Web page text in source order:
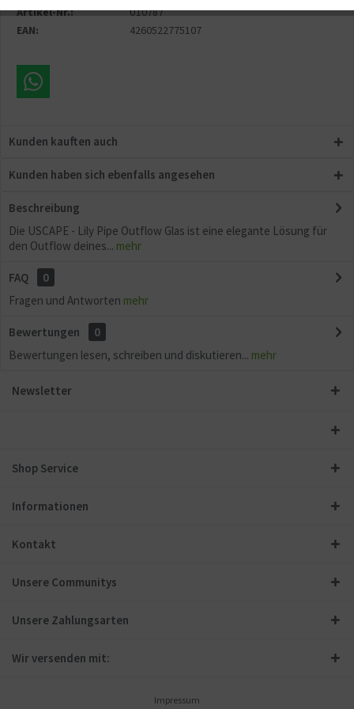
Artikel-Nr.:
U10787
EAN:
4260522775107
Kunden kauften auch
Kunden haben sich ebenfalls angesehen
Beschreibung
Die USCAPE - Lily Pipe Outflow Glas ist eine elegante Lösung für
den Outflow deines... mehr
FAQ
0
Fragen und Antworten mehr
Bewertungen
0
Bewertungen lesen, schreiben und diskutieren... mehr
Newsletter
Shop Service
Informationen
Kontakt
Unsere Communitys
Unsere Zahlungsarten
Wir versenden mit:
Impressum
Sonstige